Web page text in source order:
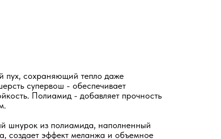
пух, сохраняющий тепло даже
супервош - обеспечивает
Полиамид - добавляет прочность
шнурок из полиамида, наполненный
создает эффект меланжа и объемное